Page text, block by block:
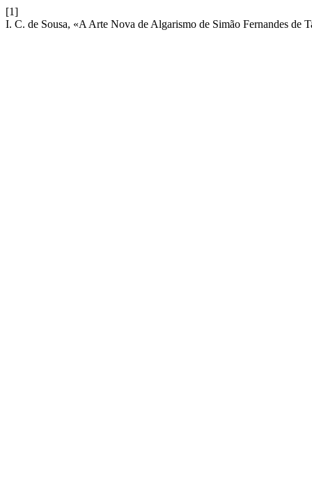
[1]
I. C. de Sousa, «A Arte Nova de Algarismo de Simão Fernandes de